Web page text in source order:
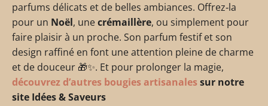
parfums délicats et de belles ambiances. Offrez‑la
pour un Noël, unecrémaillère, ou simplement pour
faire plaisir à un proche. Son parfum festif et son
design raffiné en font une attention pleine de charme
et de douceur 🎁✨. Et pour prolonger la magie,
découvrez d’autres bougies artisanalessur notre
site Idées & Saveurs